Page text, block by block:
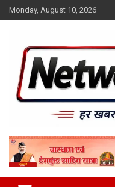
Skip
to
Monday, August 10, 2026
Network10tv